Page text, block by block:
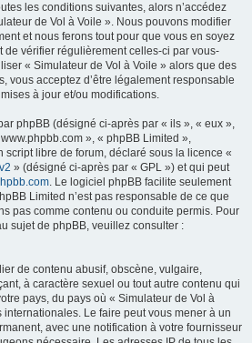
les conditions suivantes, alors n’accédez
de Vol à Voile ». Nous pouvons modifier
et nous ferons tout pour que vous en soyez
de vérifier régulièrement celles-ci par vous-
« Simulateur de Vol à Voile » alors que des
vous acceptez d’être légalement responsable
à jour et/ou modifications.
phpBB (désigné ci-après par « ils », « eux »,
», « phpBB Limited »,
script libre de forum, déclaré sous la licence «
» (désigné ci-après par « GPL ») et qui peut
. Le logiciel phpBB facilite seulement
Limited n’est pas responsable de ce que
pas comme contenu ou conduite permis. Pour
sujet de phpBB, veuillez consulter :
de contenu abusif, obscène, vulgaire,
à caractère sexuel ou tout autre contenu qui
pays, du pays où « Simulateur de Vol à
Le faire peut vous mener à un
avec une notification à votre fournisseur